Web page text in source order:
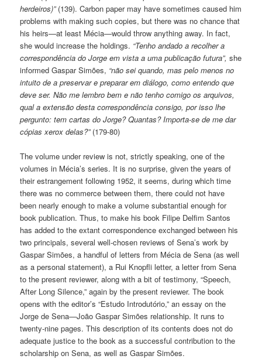
herdeiros)”(139). Carbon paper may have sometimes caused him
problems with making such copies, but there was no chance that
his heirs—at least Mécia—would throw anything away. In fact,
she would increase the holdings. “Tenho andado a recolher a
correspondência do Jorge em vista a uma publicação futura”, she
informed Gaspar Simões, “não sei quando, mas pelo menos no
intuito de a preservar e preparar em diálogo, como entendo que
deve ser. Não me lembro bem e não tenho comigo os arquivos,
qual a extensão desta correspondência consigo, por isso lhe
pergunto: tem cartas do Jorge? Quantas? Importa-se de me dar
cópias xerox delas?”(179-80)
The volume under review is not, strictly speaking, one of the
volumes in Mécia’s series. It is no surprise, given the years of
their estrangement following 1952, it seems, during which time
there was no commerce between them, there could not have
been nearly enough to make a volume substantial enough for
book publication. Thus, to make his book Filipe Delfim Santos
has added to the extant correspondence exchanged between his
two principals, several well-chosen reviews of Sena’s work by
Gaspar Simões, a handful of letters from Mécia de Sena (as well
as a personal statement), a Rui Knopfli letter, a letter from Sena
to the present reviewer, along with a bit of testimony, “Speech,
After Long Silence,” again by the present reviewer. The book
opens with the editor’s “Estudo Introdutório,” an essay on the
Jorge de Sena—João Gaspar Simões relationship. It runs to
twenty-nine pages. This description of its contents does not do
adequate justice to the book as a successful contribution to the
scholarship on Sena, as well as Gaspar Simões.